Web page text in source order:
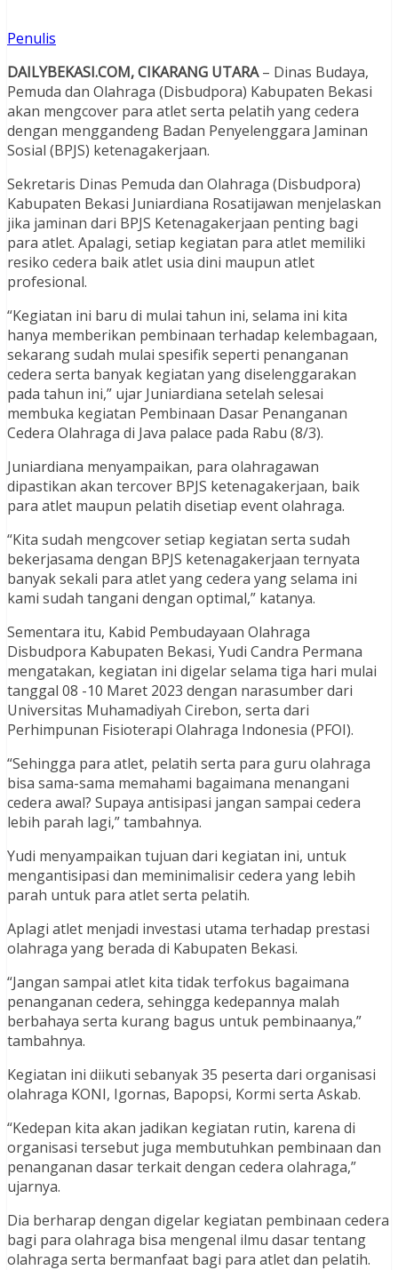
Penulis
DAILYBEKASI.COM, CIKARANG UTARA– Dinas Budaya,
Pemuda dan Olahraga (Disbudpora) Kabupaten Bekasi
akan mengcover para atlet serta pelatih yang cedera
dengan menggandeng Badan Penyelenggara Jaminan
Sosial (BPJS) ketenagakerjaan.
Sekretaris Dinas Pemuda dan Olahraga (Disbudpora)
Kabupaten Bekasi Juniardiana Rosatijawan menjelaskan
jika jaminan dari BPJS Ketenagakerjaan penting bagi
para atlet. Apalagi, setiap kegiatan para atlet memiliki
resiko cedera baik atlet usia dini maupun atlet
profesional.
“Kegiatan ini baru di mulai tahun ini, selama ini kita
hanya memberikan pembinaan terhadap kelembagaan,
sekarang sudah mulai spesifik seperti penanganan
cedera serta banyak kegiatan yang diselenggarakan
pada tahun ini,” ujar Juniardiana setelah selesai
membuka kegiatan Pembinaan Dasar Penanganan
Cedera Olahraga di Java palace pada Rabu (8/3).
Juniardiana menyampaikan, para olahragawan
dipastikan akan tercover BPJS ketenagakerjaan, baik
para atlet maupun pelatih disetiap event olahraga.
“Kita sudah mengcover setiap kegiatan serta sudah
bekerjasama dengan BPJS ketenagakerjaan ternyata
banyak sekali para atlet yang cedera yang selama ini
kami sudah tangani dengan optimal,” katanya.
Sementara itu, Kabid Pembudayaan Olahraga
Disbudpora Kabupaten Bekasi, Yudi Candra Permana
mengatakan, kegiatan ini digelar selama tiga hari mulai
tanggal 08 -10 Maret 2023 dengan narasumber dari
Universitas Muhamadiyah Cirebon, serta dari
Perhimpunan Fisioterapi Olahraga Indonesia (PFOI).
“Sehingga para atlet, pelatih serta para guru olahraga
bisa sama-sama memahami bagaimana menangani
cedera awal? Supaya antisipasi jangan sampai cedera
lebih parah lagi,” tambahnya.
Yudi menyampaikan tujuan dari kegiatan ini, untuk
mengantisipasi dan meminimalisir cedera yang lebih
parah untuk para atlet serta pelatih.
Aplagi atlet menjadi investasi utama terhadap prestasi
olahraga yang berada di Kabupaten Bekasi.
“Jangan sampai atlet kita tidak terfokus bagaimana
penanganan cedera, sehingga kedepannya malah
berbahaya serta kurang bagus untuk pembinaanya,”
tambahnya.
Kegiatan ini diikuti sebanyak 35 peserta dari organisasi
olahraga KONI, Igornas, Bapopsi, Kormi serta Askab.
“Kedepan kita akan jadikan kegiatan rutin, karena di
organisasi tersebut juga membutuhkan pembinaan dan
penanganan dasar terkait dengan cedera olahraga,”
ujarnya.
Dia berharap dengan digelar kegiatan pembinaan cedera
bagi para olahraga bisa mengenal ilmu dasar tentang
olahraga serta bermanfaat bagi para atlet dan pelatih.